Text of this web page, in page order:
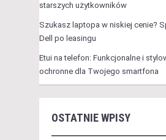
starszych użytkowników
Szukasz laptopa w niskiej cenie?
Dell po leasingu
Etui na telefon: Funkcjonalne i
ochronne dla Twojego smartfona
OSTATNIE WPISY